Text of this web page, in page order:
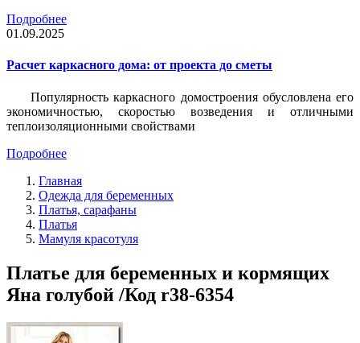
Подробнее
01.09.2025
Расчет каркасного дома: от проекта до сметы
Популярность каркасного домостроения обусловлена его
экономичностью, скоростью возведения и отличными
теплоизоляционными свойствами
Подробнее
Главная
Одежда для беременных
Платья, сарафаны
Платья
Мамуля красотуля
Платье для беременных и кормящих
Яна голубой /Код r38-6354